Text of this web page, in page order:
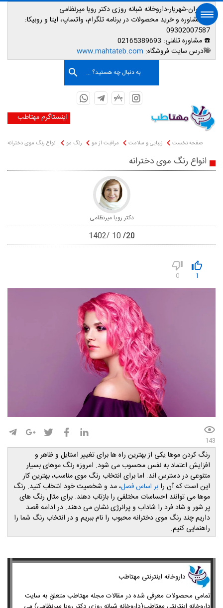
📌تهران-شهریار-داروخانه شبانه روزی دکتر رویا میرنظامی
📱مشاوره و خرید محصولات در برنامه تلگرام، واتساپ، ایتا و روبیکا:
09302007587
☎️ مشاوره تلفنی:
🌐آدرس سایت فروشگاه: www.mahtateb.com
به دنبال چه هستید؟ ...
اینستاگرم مهتاطب
صفحه نخست زیبایی و سلامت مراقبت از مو رنگ مو انواع رنگ موی دخترانه
انواع رنگ موی دخترانه
دکتر رویا میرنظامی
20
10
1402
1
0
143
رنگ کردن موها یکی از بهترین راه ها برای تغییر استایل و ظاهر و
افزایش اعتماد به نفس محسوب می شود. امروزه رنگ موهای بسیار
متنوعی در دسترس اند. اما برای انتخاب رنگ موی مناسب، بهترین کار
این است که آن را بر اساس فصل، مد و شخصیت خود انتخاب کنید. رنگ
موها می توانند احساسات مختلفی را بازتاب دهند. برای مثال رنگ های
پر شور و شاد فرد را شاداب و پرانرژی نشان می دهند. در ادامه قصد
داریم چند رنگ موی دخترانه محبوب را نام ببریم و در انتخاب رنگ شما را
راهنمایی کنیم.
داروخانه اینترنتی مهتاطب
تمامی محصولات معرفی شده در مقالات مجله مهتاطب متعلق به سایت